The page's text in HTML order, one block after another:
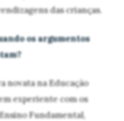
das crianças.
os argumentos
novata na Educação
experiente com os
Fundamental,